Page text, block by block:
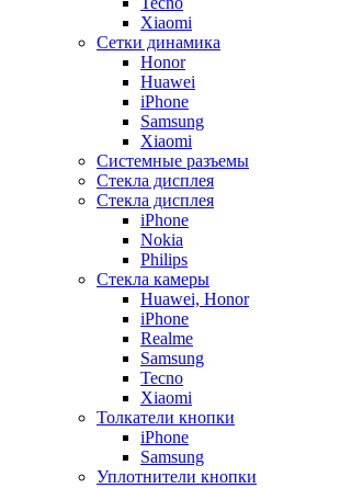
Xiaomi
Сетки динамика
Honor
Huawei
iPhone
Samsung
Xiaomi
Системные разъемы
Стекла дисплея
Стекла дисплея
iPhone
Nokia
Philips
Стекла камеры
Huawei, Honor
iPhone
Realme
Samsung
Tecno
Xiaomi
Толкатели кнопки
iPhone
Samsung
Уплотнители кнопки